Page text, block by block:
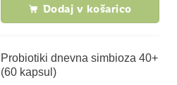
Dodaj v košarico
Probiotiki dnevna simbioza 40+
(60 kapsul)